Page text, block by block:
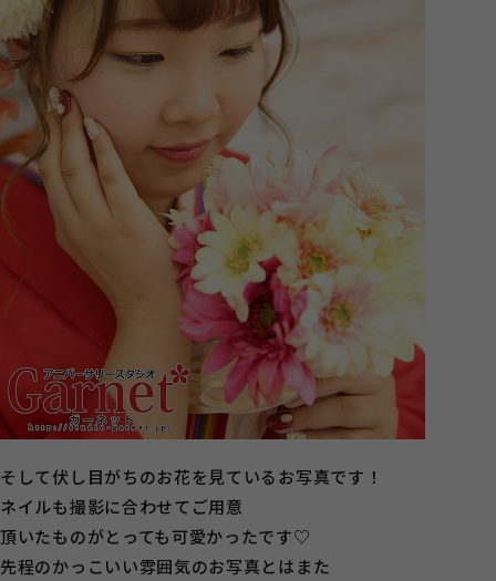
そして伏し目がちのお花を見ているお写真です！
ネイルも撮影に合わせてご用意
頂いたものがとっても可愛かったです♡
先程のかっこいい雰囲気のお写真とはまた